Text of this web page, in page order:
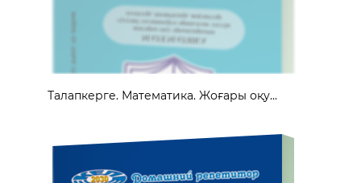
Талапкерге. Математика. Жоғары оқу...